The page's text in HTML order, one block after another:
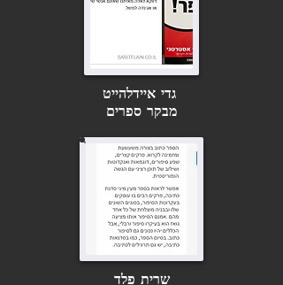
גדי איידלהייט
מבקר ספרים